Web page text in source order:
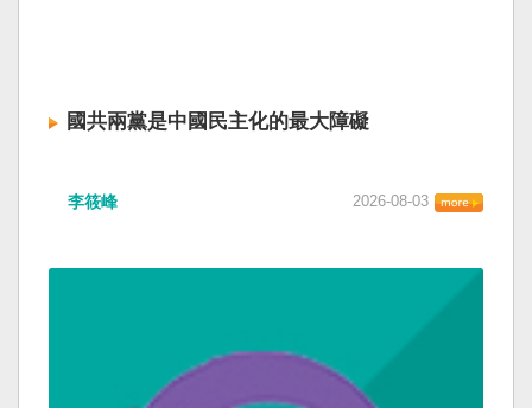
國共兩黨是中國民主化的最大障礙
李筱峰 2026-08-03